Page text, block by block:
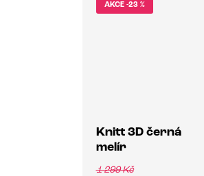
-23 %
Knitt 3D černá
melír
1 299 Kč